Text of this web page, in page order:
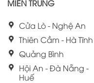
MIỀN TRUNG
Cửa Lò - Nghệ An
Thiên Cầm - Hà Tĩnh
Quảng Bình
Hội An - Đà Nẵng -
Huế